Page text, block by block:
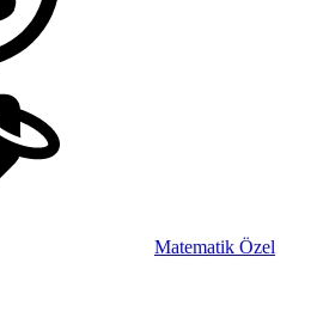
Matematik Özel